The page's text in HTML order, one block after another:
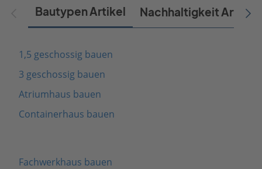
Bautypen Artikel Nachhaltigkeit Artikel
1,5 geschossig bauen
3 geschossig bauen
Atriumhaus bauen
Containerhaus bauen
Fachwerkhaus bauen